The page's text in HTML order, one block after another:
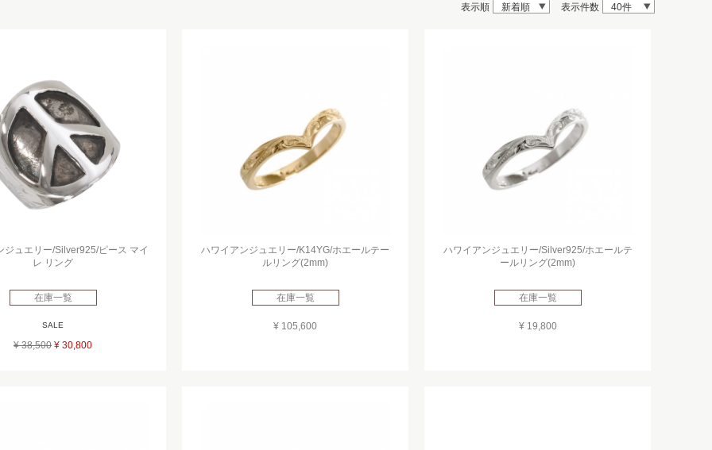
表示順 新着順 表示件数 40件
ジュエリー/Silver925/ピース マイ
レ リング
在庫一覧
SALE
¥ 38,500 ¥ 30,800
ハワイアンジュエリー/K14YG/ホエールテー
ルリング(2mm)
在庫一覧
¥ 105,600
ハワイアンジュエリー/Silver925/ホエールテ
ールリング(2mm)
在庫一覧
¥ 19,800